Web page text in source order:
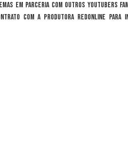
em parceria com outros YouTubers
com a produtora RedOnLine para